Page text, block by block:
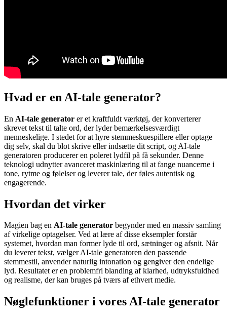
Hvad er en AI-tale generator?
En AI-tale generator er et kraftfuldt værktøj, der konverterer
skrevet tekst til talte ord, der lyder bemærkelsesværdigt
menneskelige. I stedet for at hyre stemmeskuespillere eller optage
dig selv, skal du blot skrive eller indsætte dit script, og AI-tale
generatoren producerer en poleret lydfil på få sekunder. Denne
teknologi udnytter avanceret maskinlæring til at fange nuancerne i
tone, rytme og følelser og leverer tale, der føles autentisk og
engagerende.
Hvordan det virker
Magien bag en AI-tale generator begynder med en massiv samling
af virkelige optagelser. Ved at lære af disse eksempler forstår
systemet, hvordan man former lyde til ord, sætninger og afsnit. Når
du leverer tekst, vælger AI-tale generatoren den passende
stemmestil, anvender naturlig intonation og gengiver den endelige
lyd. Resultatet er en problemfri blanding af klarhed, udtryksfuldhed
og realisme, der kan bruges på tværs af ethvert medie.
Nøglefunktioner i vores AI-tale generator